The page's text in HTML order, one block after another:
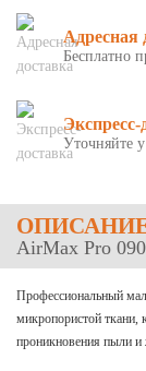
Адресная
Бесплатно
Экспресс-
Уточняйте у
AirMax Pro
Профессиональный
микропористой ткани,
проникновения пыли и